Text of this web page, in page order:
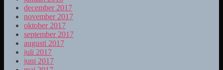
december 2017
november 2017
oktober 2017
september 2017
augusti 2017
juli 2017
juni 2017